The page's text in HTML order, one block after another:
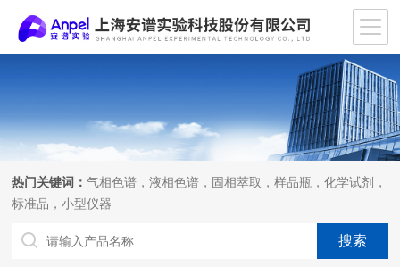
热门关键词：气相色谱，液相色谱，固相萃取，样品瓶，化学试剂，
标准品，小型仪器